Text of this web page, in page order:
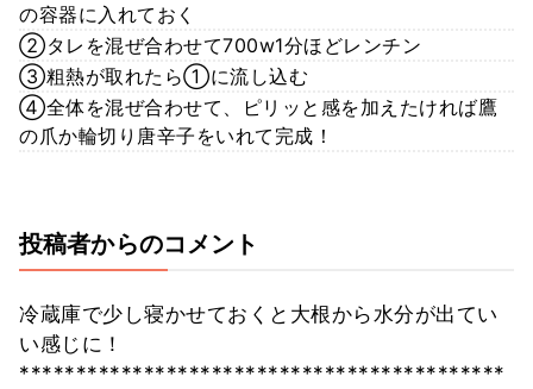
の容器に入れておく
②タレを混ぜ合わせて700w1分ほどレンチン
③粗熱が取れたら①に流し込む
④全体を混ぜ合わせて、ピリッと感を加えたければ鷹
の爪か輪切り唐辛子をいれて完成！
投稿者からのコメント
冷蔵庫で少し寝かせておくと大根から水分が出てい
い感じに！
*******************************************